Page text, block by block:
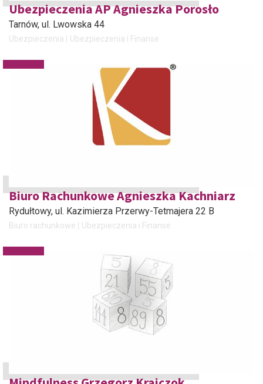
Ubezpieczenia AP Agnieszka Porosło
Tarnów, ul. Lwowska 44
Ubezpieczenia Ubezpieczenia i Finanse
Biuro Rachunkowe Agnieszka Kachniarz
Rydułtowy, ul. Kazimierza Przerwy-Tetmajera 22 B
Biuro rachunkowe Ubezpieczenia i Finanse